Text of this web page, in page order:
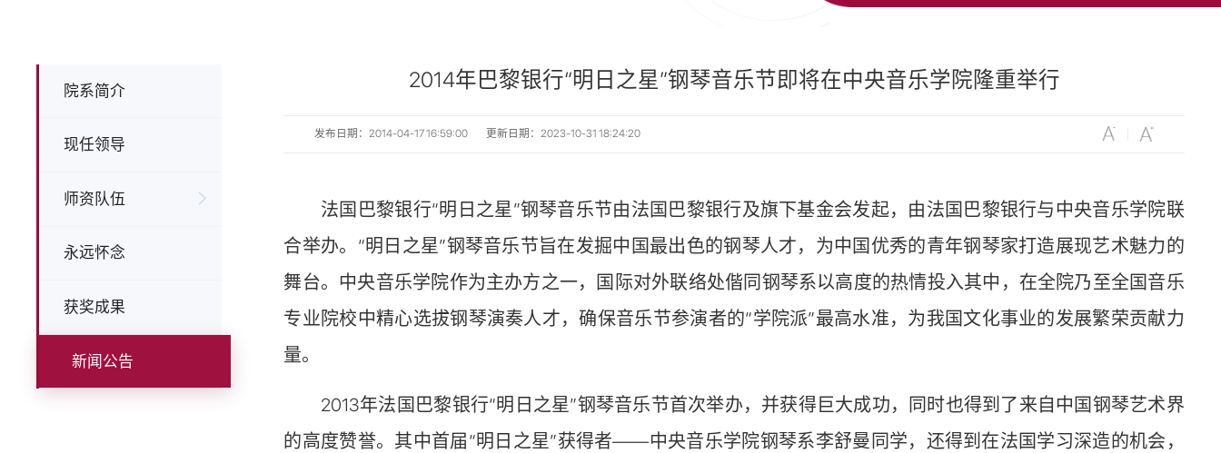
院系简介
现任领导
师资队伍
永远怀念
获奖成果
新闻公告
2014年巴黎银行“明日之星”钢琴音乐节即将在中央音乐学院隆重举行
发布日期：2014-04-17 16:59:00 更新日期：2023-10-31 18:24:20
法国巴黎银行“明日之星”钢琴音乐节由法国巴黎银行及旗下基金会发起，由法国巴黎银行与中央音乐学院联
合举办。“明日之星”钢琴音乐节旨在发掘中国最出色的钢琴人才，为中国优秀的青年钢琴家打造展现艺术魅力的
舞台。中央音乐学院作为主办方之一，国际对外联络处偕同钢琴系以高度的热情投入其中，在全院乃至全国音乐
专业院校中精心选拔钢琴演奏人才，确保音乐节参演者的“学院派”最高水准，为我国文化事业的发展繁荣贡献力
量。
2013年法国巴黎银行“明日之星”钢琴音乐节首次举办，并获得巨大成功，同时也得到了来自中国钢琴艺术界
的高度赞誉。其中首届“明日之星”获得者——中央音乐学院钢琴系李舒曼同学，还得到在法国学习深造的机会，